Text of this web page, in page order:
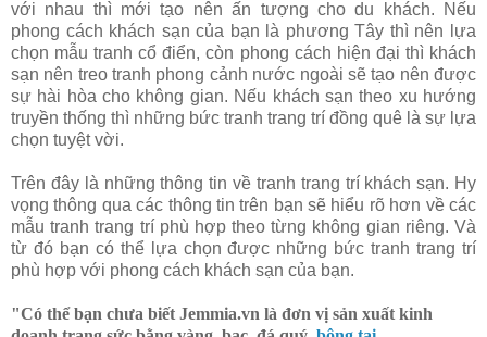
với nhau thì mới tạo nên ấn tượng cho du khách. Nếu
phong cách khách sạn của bạn là phương Tây thì nên lựa
chọn mẫu tranh cổ điển, còn phong cách hiện đại thì khách
sạn nên treo tranh phong cảnh nước ngoài sẽ tạo nên được
sự hài hòa cho không gian. Nếu khách sạn theo xu hướng
truyền thống thì những bức tranh trang trí đồng quê là sự lựa
chọn tuyệt vời.
Trên đây là những thông tin về tranh trang trí khách sạn. Hy
vọng thông qua các thông tin trên bạn sẽ hiểu rõ hơn về các
mẫu tranh trang trí phù hợp theo từng không gian riêng. Và
từ đó bạn có thể lựa chọn được những bức tranh trang trí
phù hợp với phong cách khách sạn của bạn.
"Có thể bạn chưa biết Jemmia.vn là đơn vị sản xuất kinh